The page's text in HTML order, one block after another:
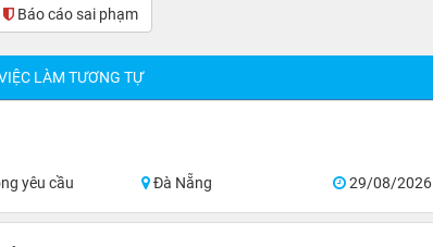
Báo cáo sai phạm(0)
LÀM TƯƠNG TỰ
yêu cầu Đà Nẵng 29/08/2026